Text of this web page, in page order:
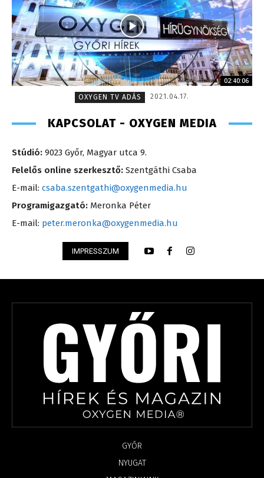
02:40:06
OXYGEN TV ADÁS
2021.04.17.
KAPCSOLAT - OXYGEN MEDIA
Stúdió: 9023 Győr, Magyar utca 9.
Felelős online szerkesztő: Szentgáthi Csaba
E-mail: csaba.szentgathi@oxygenmedia.hu
Programigazgató: Meronka Péter
E-mail: peter.meronka@oxygenmedia.hu
IMPRESSZUM
GYŐR
NYUGAT